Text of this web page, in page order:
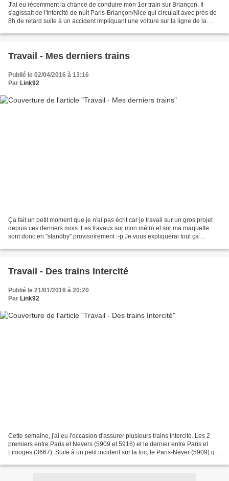
J'ai eu récemment la chance de conduire mon 1er train sur Briançon. Il
s'agissait de l'Intercité de nuit Paris-Briançon/Nice qui circulait avec près de
8h de retard suite à un accident impliquant une voiture sur la ligne de la
Travail - Mes derniers trains
Publié le 02/04/2016 à 13:16
Par Link92
Ça fait un petit moment que je n'ai pas écrit car je travail sur un gros projet
depuis ces derniers mois. Les travaux sur mon métro et sur ma maquette
sont donc en "standby" provisoirement :-p Je vous expliquerai tout ça
Travail - Des trains Intercité
Publié le 21/01/2016 à 20:20
Par Link92
Cette semaine, j'ai eu l'occasion d'assurer plusieurs trains Intercité. Les 2
premiers entre Paris et Nevers (5909 et 5916) et le dernier entre Paris et
Limoges (3667). Suite à un petit incident sur la loc, le Paris-Never (5909) qui